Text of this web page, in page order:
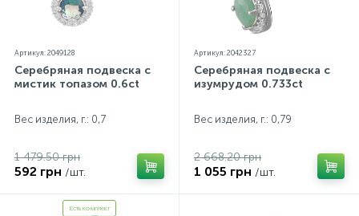
Артикул: 2049128
Серебряная подвеска с
мистик топазом 0.6ct
Вес изделия, г.: 0,7
1 479.50 грн
592 грн /шт.
Артикул: 2042327
Серебряная подвеска с
изумрудом 0.733ct
Вес изделия, г.: 0,79
2 668.20 грн
1 055 грн /шт.
Есть комплект